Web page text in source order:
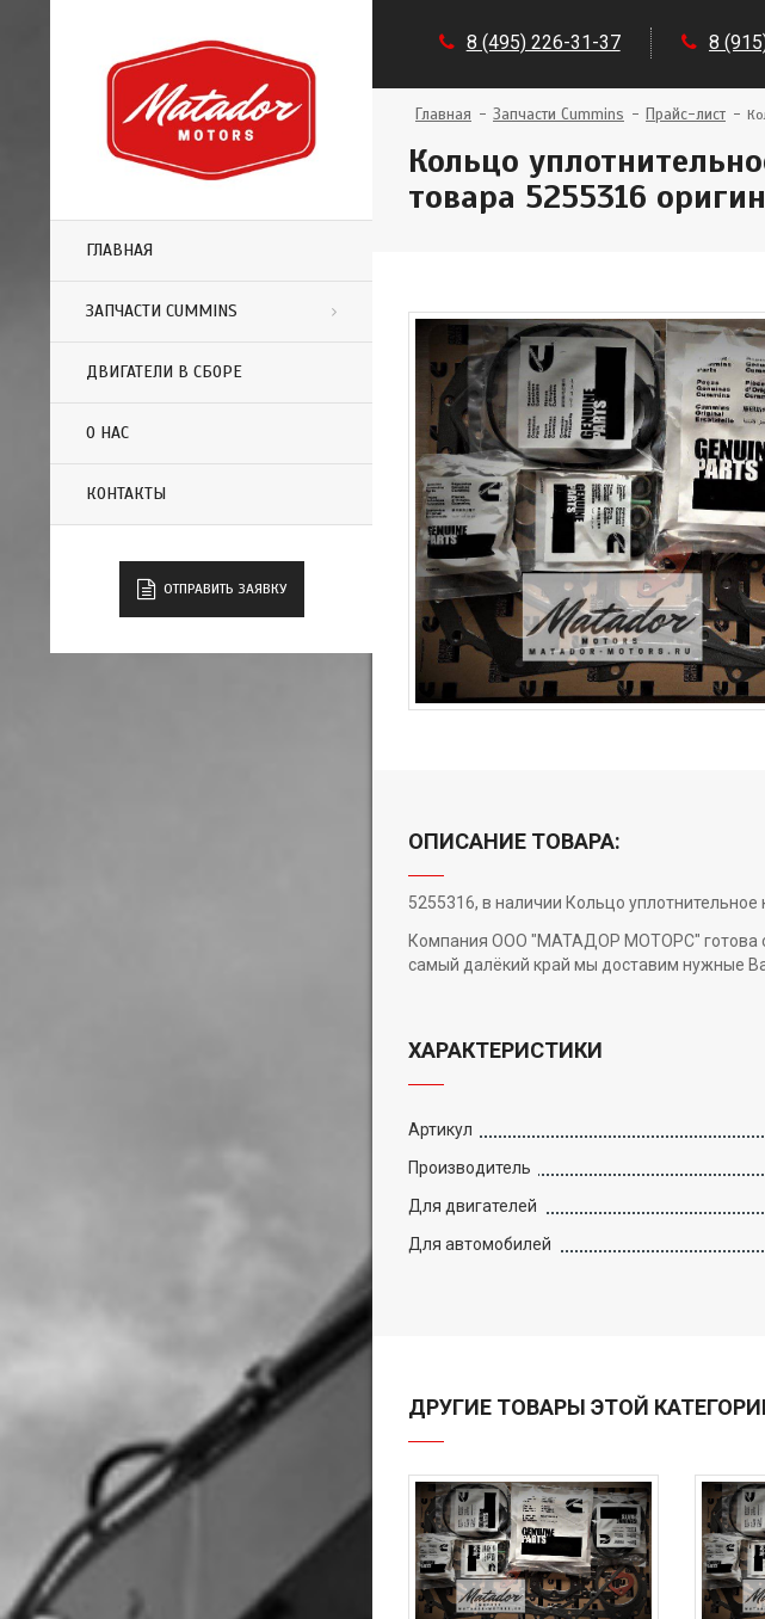
ГЛАВНАЯ
ЗАПЧАСТИ CUMMINS
ДВИГАТЕЛИ В СБОРЕ
О НАС
КОНТАКТЫ
ОТПРАВИТЬ ЗАЯВКУ
8 (495) 226-31-37 8
Главная Запчасти Cummins Прайс-лист
Кольцо
товара 5255316
ОПИСАНИЕ ТОВАРА:
5255316, в наличии Кольцо
Компания ООО "МАТАДОР МОТОРС" готова
самый далёкий край мы доставим нужные
ХАРАКТЕРИСТИКИ
Артикул
Производитель
Для двигателей
Для автомобилей
ДРУГИЕ ТОВАРЫ ЭТОЙ